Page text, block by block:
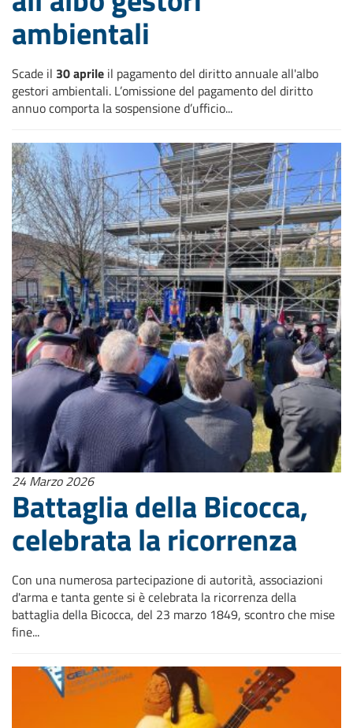
ambientali
Scade il 30 aprile il pagamento del diritto annuale all'albo
gestori ambientali. L’omissione del pagamento del diritto
annuo comporta la sospensione d’ufficio...
24 Marzo 2026
Battaglia della Bicocca,
celebrata la ricorrenza
Con una numerosa partecipazione di autorità, associazioni
d'arma e tanta gente si è celebrata la ricorrenza della
battaglia della Bicocca, del 23 marzo 1849, scontro che mise
fine...